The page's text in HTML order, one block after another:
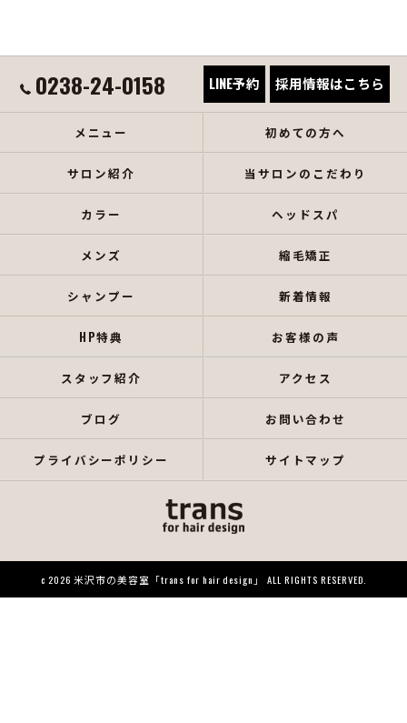
0238-24-0158 LINE予約 採用情報はこちら
メニュー 初めての方へ
サロン紹介 当サロンのこだわり
カラー ヘッドスパ
メンズ 縮毛矯正
シャンプー 新着情報
HP特典 お客様の声
スタッフ紹介 アクセス
ブログ お問い合わせ
プライバシーポリシー サイトマップ
c 2026 米沢市の美容室「trans for hair design」 ALL RIGHTS RESERVED.